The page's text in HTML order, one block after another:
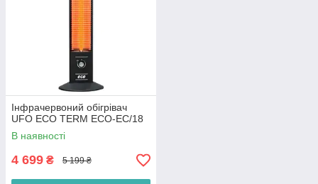
Інфрачервоний обігрівач
UFO ECO TERM ECO-EC/18
В наявності
4 699 ₴ 5 199 ₴